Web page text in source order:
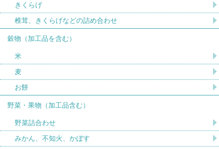
きくらげ
椎茸、きくらげなどの詰め合わせ
穀物（加工品を含む）
米
麦
お餅
野菜・果物（加工品含む）
野菜詰合わせ
みかん、不知火、かぼす